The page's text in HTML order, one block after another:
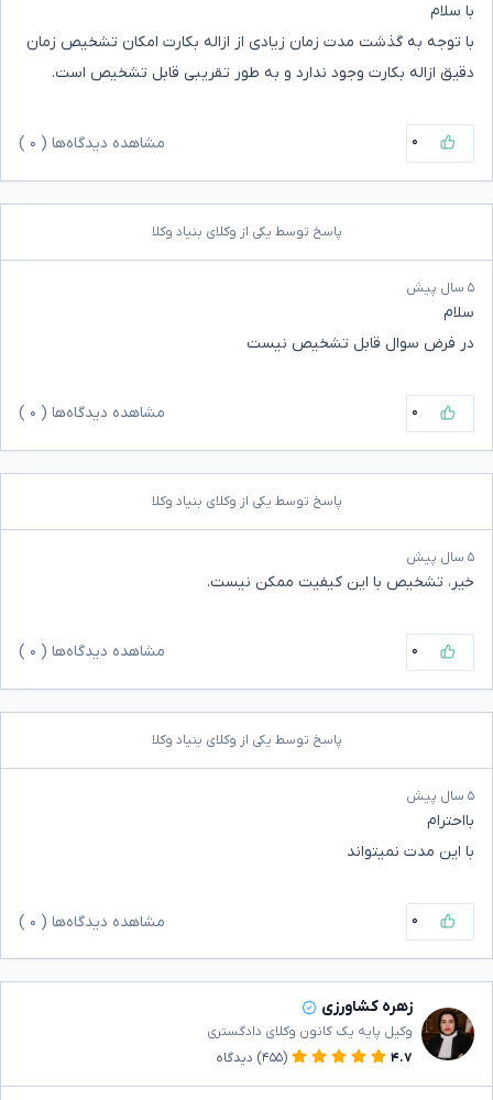
با سلام
با توجه به گذشت مدت زمان زیادی از ازاله بکارت امکان تشخیص زمان
دقیق ازاله بکارت وجود ندارد و به طور تقریبی قابل تشخیص است.
۰ مشاهده دیدگاه‌ها ( ۰
پاسخ توسط یکی از وکلای بنیاد وکلا
۵ سال پیش
سلام
در فرض سوال قابل تشخیص نیست
۰ مشاهده دیدگاه‌ها ( ۰
پاسخ توسط یکی از وکلای بنیاد وکلا
۵ سال پیش
خیر، تشخیص با این کیفیت ممکن نیست.
۰ مشاهده دیدگاه‌ها ( ۰
پاسخ توسط یکی از وکلای بنیاد وکلا
۵ سال پیش
بااحترام
با این مدت نمیتواند
۰ مشاهده دیدگاه‌ها ( ۰
زهره کشاورزی
وکیل پایه یک کانون وکلای دادگستری
۴.۷
(۴۵۵) دیدگاه